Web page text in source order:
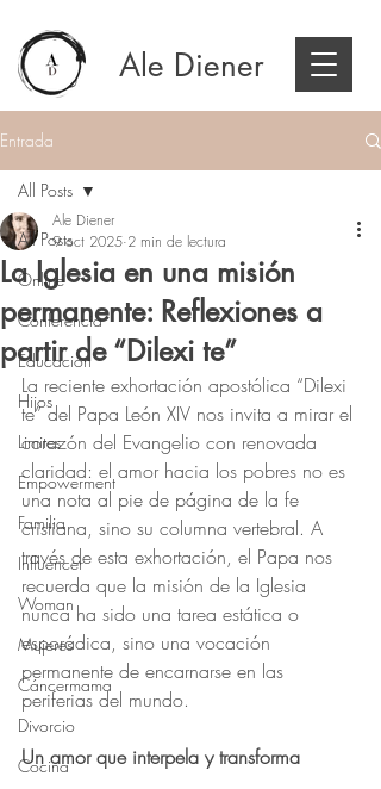
Ale Diener
Entrada
All Posts
Online
Conferencia
Educación
Hijos
Limites
Empowerment
Familia
Influencer
Woman
Mujeres
Cáncermama
Divorcio
Cocina
All Posts
La Iglesia en una misión
permanente: Reflexiones a
partir de “Dilexi te”
Ale Diener
9 oct 2025 2 min de lectura
La reciente exhortación apostólica “Dilexi
te” del Papa León XIV nos invita a mirar el
corazón del Evangelio con renovada
claridad: el amor hacia los pobres no es
una nota al pie de página de la fe
cristiana, sino su columna vertebral. A
través de esta exhortación, el Papa nos
recuerda que la misión de la Iglesia
nunca ha sido una tarea estática o
esporádica, sino una vocación
permanente de encarnarse en las
periferias del mundo.
Un amor que interpela y transforma